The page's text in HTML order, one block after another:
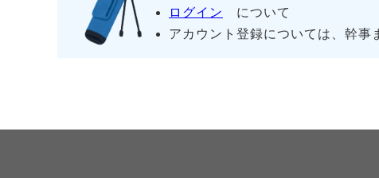
ログイン
について
アカウント登録については、幹事